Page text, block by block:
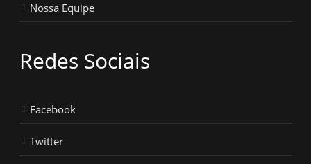
Nossa Equipe
Redes Sociais
Facebook
Twitter